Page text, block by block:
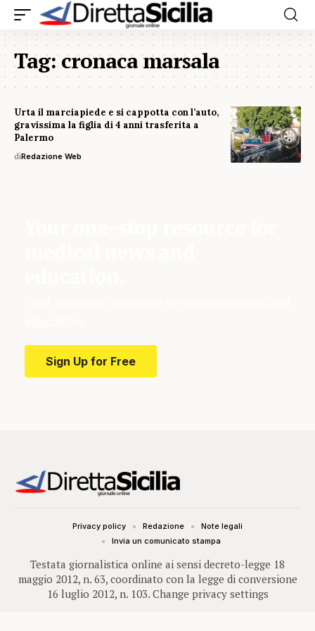
Tag:cronaca marsala
Urta il marciapiede e si cappotta con l’auto,
gravissima la figlia di 4 anni trasferita a
Palermo
diRedazione Web
Sign Up for Free
Testata giornalistica online ai sensi decreto-legge 18
maggio 2012, n. 63, coordinato con la legge di conversione
16 luglio 2012, n. 103. Change privacy settings
Privacy policy Redazione
Note legali
Invia un comunicato stampa